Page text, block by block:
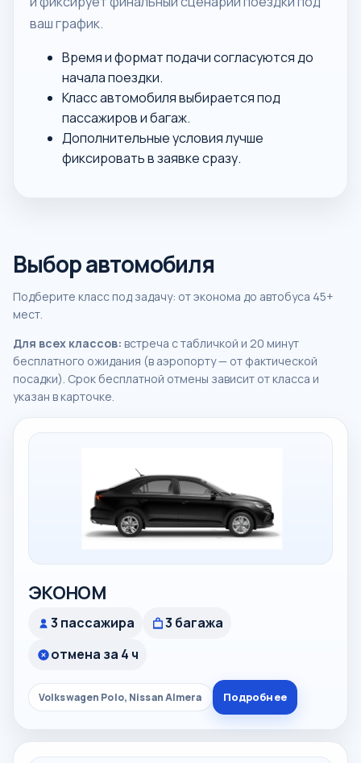
ваш график.
Время и формат подачи согласуются до
начала поездки.
Класс автомобиля выбирается под
пассажиров и багаж.
Дополнительные условия лучше
фиксировать в заявке сразу.
Выбор автомобиля
Подберите класс под задачу: от эконома до автобуса 45+
мест.
Для всех классов: встреча с табличкой и 20 минут
бесплатного ожидания (в аэропорту — от фактической
посадки). Срок бесплатной отмены зависит от класса и
указан в карточке.
ЭКОНОМ
3 пассажира
3 багажа
отмена за 4 ч
Volkswagen Polo, Nissan Almera Подробнее